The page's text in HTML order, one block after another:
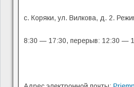
с. Коряки, ул. Вилкова, д. 2.
8:30 — 17:30, перерыв: 12:30 —